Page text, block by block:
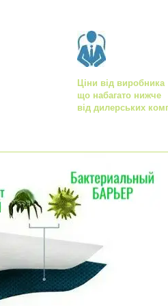
Ціни від виробника
що набагато нижче
від дилерських